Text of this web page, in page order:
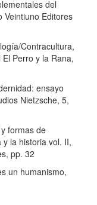
del
Veintiuno Editores
Contracultura,
Perro y la Rana,
ensayo
Nietzsche, 5,
formas de
la historia vol. II,
pp. 32
un humanismo,